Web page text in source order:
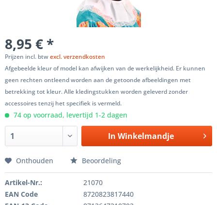
8,95 € *
Prijzen incl. btwexcl. verzendkosten
Afgebeelde kleur of model kan afwijken van de werkelijkheid. Er kunnen
geen rechten ontleend worden aan de getoonde afbeeldingen met
betrekking tot kleur. Alle kledingstukken worden geleverd zonder
accessoires tenzij het specifiek is vermeld.
74 op voorraad, levertijd 1-2 dagen
In Winkelmandje
Onthouden Beoordeling
Artikel-Nr.:
21070
EAN Code
8720823817440